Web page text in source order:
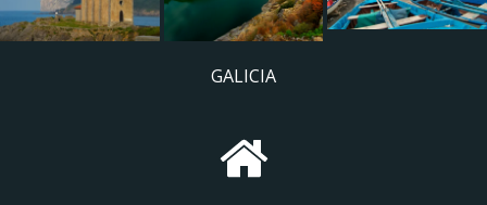
GALICIA